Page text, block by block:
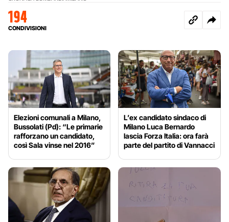
194
CONDIVISIONI
Elezioni comunali a Milano,
Bussolati (Pd): “Le primarie
rafforzano un candidato,
così Sala vinse nel 2016”
L’ex candidato sindaco di
Milano Luca Bernardo
lascia Forza Italia: ora farà
parte del partito di Vannacci